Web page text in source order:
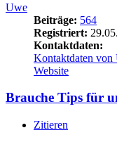
Uwe
Beiträge: 564
Registriert:
Kontaktdaten:
Kontaktdaten von
Website
Brauche Tips für
Zitieren